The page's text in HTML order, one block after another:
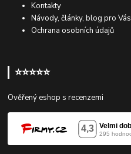
Kontakty
Návody, články, blog pro Vás
Ochrana osobních údajů
⭐⭐⭐⭐⭐
Ověřený eshop s recenzemi